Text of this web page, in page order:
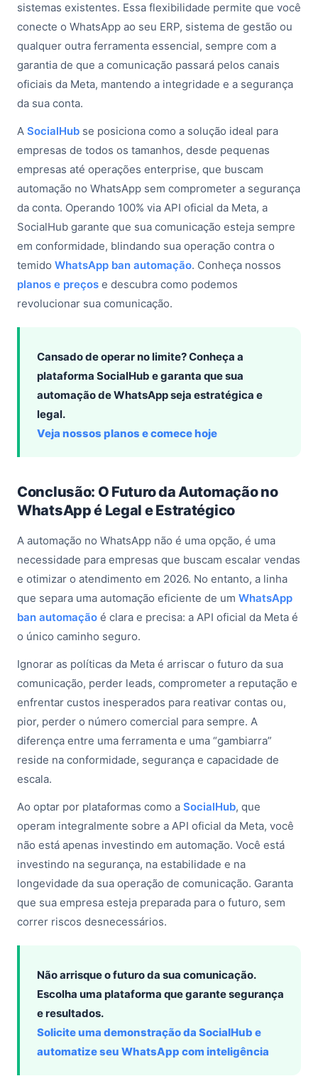
sistemas existentes. Essa flexibilidade permite que você
conecte o WhatsApp ao seu ERP, sistema de gestão ou
qualquer outra ferramenta essencial, sempre com a
garantia de que a comunicação passará pelos canais
oficiais da Meta, mantendo a integridade e a segurança
da sua conta.
A SocialHub se posiciona como a solução ideal para
empresas de todos os tamanhos, desde pequenas
empresas até operações enterprise, que buscam
automação no WhatsApp sem comprometer a segurança
da conta. Operando 100% via API oficial da Meta, a
SocialHub garante que sua comunicação esteja sempre
em conformidade, blindando sua operação contra o
temido WhatsApp ban automação. Conheça nossos
planos e preços e descubra como podemos
revolucionar sua comunicação.
Cansado de operar no limite? Conheça a
plataforma SocialHub e garanta que sua
automação de WhatsApp seja estratégica e
legal.
Veja nossos planos e comece hoje
Conclusão: O Futuro da Automação no
WhatsApp é Legal e Estratégico
A automação no WhatsApp não é uma opção, é uma
necessidade para empresas que buscam escalar vendas
e otimizar o atendimento em 2026. No entanto, a linha
que separa uma automação eficiente de um WhatsApp
ban automação é clara e precisa: a API oficial da Meta é
o único caminho seguro.
Ignorar as políticas da Meta é arriscar o futuro da sua
comunicação, perder leads, comprometer a reputação e
enfrentar custos inesperados para reativar contas ou,
pior, perder o número comercial para sempre. A
diferença entre uma ferramenta e uma “gambiarra”
reside na conformidade, segurança e capacidade de
escala.
Ao optar por plataformas como a SocialHub, que
operam integralmente sobre a API oficial da Meta, você
não está apenas investindo em automação. Você está
investindo na segurança, na estabilidade e na
longevidade da sua operação de comunicação. Garanta
que sua empresa esteja preparada para o futuro, sem
correr riscos desnecessários.
Não arrisque o futuro da sua comunicação.
Escolha uma plataforma que garante segurança
e resultados.
Solicite uma demonstração da SocialHub e
automatize seu WhatsApp com inteligência